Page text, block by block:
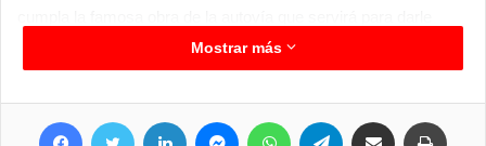
mayor seguridad a quienes circulan por esta zona de la RN 11.
Se aguarda con optimismo que esta obra siga avanzando, que
el factor climático lo permita y así puedan seguir trabajando al
ritmo que lo venían haciendo ya que como se sabe el factor
Mostrar más
Facebook Twitter LinkedIn MessengerWhatsApp Telegram Compartir por correo electrónico